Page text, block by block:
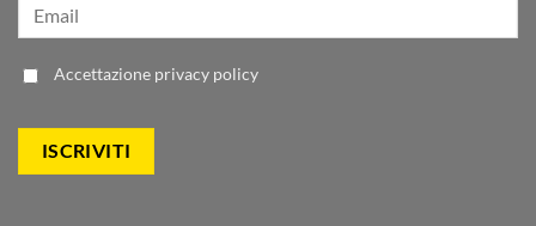
Accettazione privacy policy